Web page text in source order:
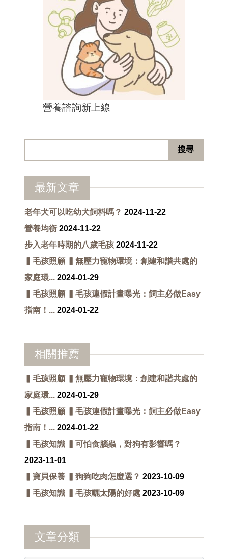
營養諮詢新上線
最新文章
老年犬可以吃幼犬飼料嗎？ 2024-11-22
營養均衡 2024-11-22
步入老年時期的八歲毛孩 2024-11-22
▍毛孩照顧 ▍無壓力寵物環境：創建和諧共處的
家庭環... 2024-01-29
▍毛孩照顧 ▍毛孩連假計畫曝光：飼主必做Easy
指南！... 2024-01-22
相關推薦
▍毛孩照顧 ▍無壓力寵物環境：創建和諧共處的
家庭環... 2024-01-29
▍毛孩照顧 ▍毛孩連假計畫曝光：飼主必做Easy
指南！... 2024-01-22
▍毛孩知識 ▍可怕食腦蟲，對狗有影響嗎？
2023-11-01
▍寶貝保養 ▍狗狗吃肉怎麼選？ 2023-10-09
▍毛孩知識 ▍毛孩曬太陽的好處 2023-10-09
文章分類